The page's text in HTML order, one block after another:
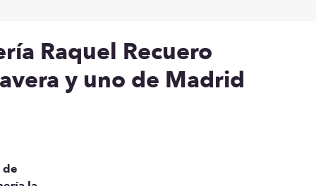
Raquel Recuero
y uno de Madrid
de